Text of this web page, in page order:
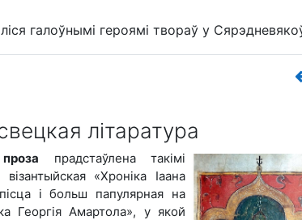
галоўнымі героямі твораў у
літаратура
прадстаўлена такімі
«Хроніка Іаана
і больш папулярная на
Георгія Амартола», у якой